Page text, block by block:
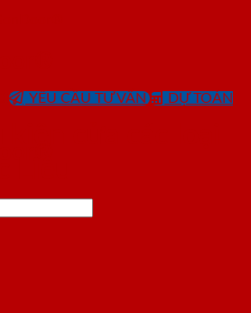
YÊU CẦU TƯ VẤN
DỰ TOÁN
Liêu